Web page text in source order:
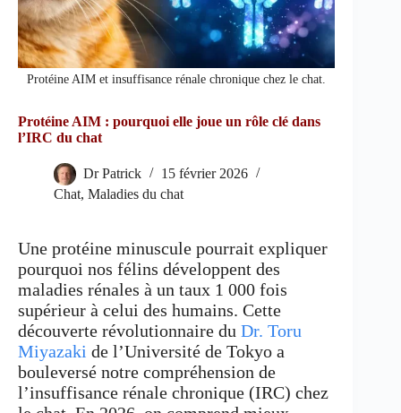
Protéine AIM et insuffisance rénale chronique chez le chat.
Protéine AIM : pourquoi elle joue un rôle clé dans
l’IRC du chat
Dr Patrick
15 février 2026
Chat, Maladies du chat
Une protéine minuscule pourrait expliquer
pourquoi nos félins développent des
maladies rénales à un taux 1 000 fois
supérieur à celui des humains. Cette
découverte révolutionnaire du Dr. Toru
Miyazaki de l’Université de Tokyo a
bouleversé notre compréhension de
l’insuffisance rénale chronique (IRC) chez